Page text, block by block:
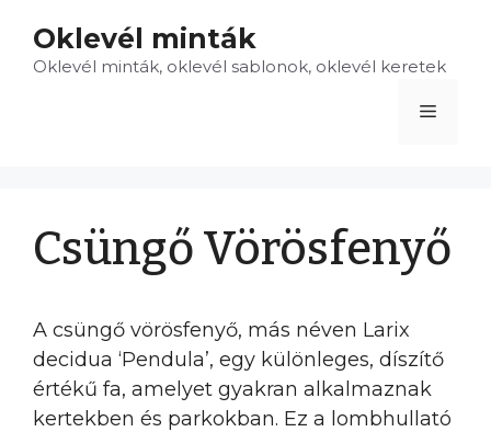
tartalomba
Oklevél minták
Oklevél minták, oklevél sablonok, oklevél keretek
Menü
Csüngő Vörösfenyő
A csüngő vörösfenyő, más néven Larix
decidua ‘Pendula’, egy különleges, díszítő
értékű fa, amelyet gyakran alkalmaznak
kertekben és parkokban. Ez a lombhullató